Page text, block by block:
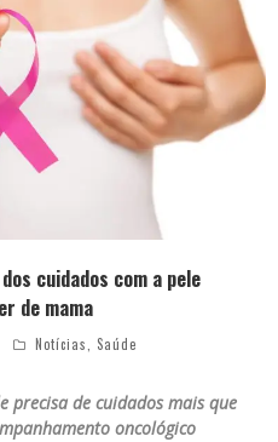
cuidados com a pele
de mama
Notícias, Saúde
precisa de cuidados mais que
oncológico